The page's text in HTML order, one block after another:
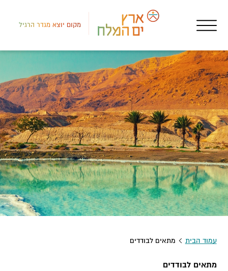
מקום יוצא מגדר הרגיל
עמוד הבית מתאים לבודדים
מתאים לבודדים